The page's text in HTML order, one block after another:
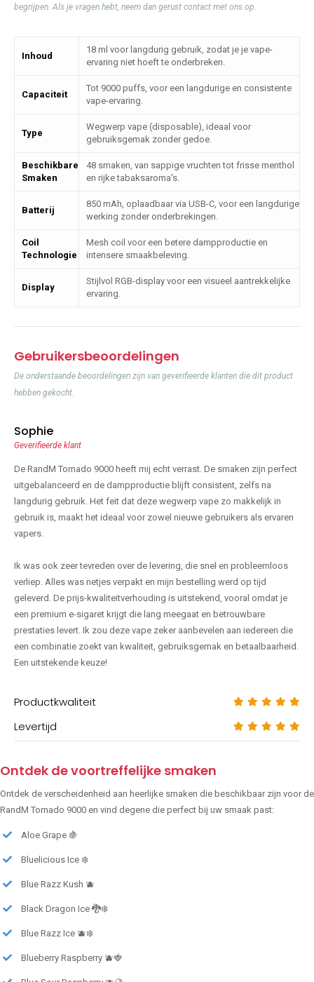
begrijpen. Als je vragen hebt, neem dan gerust contact met ons op.
Inhoud
18 ml voor langdurig gebruik, zodat je je vape-
ervaring niet hoeft te onderbreken.
Capaciteit
Tot 9000 puffs, voor een langdurige en consistente
vape-ervaring.
Type
Wegwerp vape (disposable), ideaal voor
gebruiksgemak zonder gedoe.
Beschikbare
Smaken
48 smaken, van sappige vruchten tot frisse menthol
en rijke tabaksaroma's.
Batterij
850 mAh, oplaadbaar via USB-C, voor een langdurige
werking zonder onderbrekingen.
Coil
Technologie
Mesh coil voor een betere dampproductie en
intensere smaakbeleving.
Display
Stijlvol RGB-display voor een visueel aantrekkelijke
ervaring.
Gebruikersbeoordelingen
De onderstaande beoordelingen zijn van geverifieerde klanten die dit product
hebben gekocht.
Sophie
Geverifieerde klant
De RandM Tornado 9000 heeft mij echt verrast. De smaken zijn perfect
uitgebalanceerd en de dampproductie blijft consistent, zelfs na
langdurig gebruik. Het feit dat deze wegwerp vape zo makkelijk in
gebruik is, maakt het ideaal voor zowel nieuwe gebruikers als ervaren
vapers.
Ik was ook zeer tevreden over de levering, die snel en probleemloos
verliep. Alles was netjes verpakt en mijn bestelling werd op tijd
geleverd. De prijs-kwaliteitverhouding is uitstekend, vooral omdat je
een premium e-sigaret krijgt die lang meegaat en betrouwbare
prestaties levert. Ik zou deze vape zeker aanbevelen aan iedereen die
een combinatie zoekt van kwaliteit, gebruiksgemak en betaalbaarheid.
Een uitstekende keuze!
Productkwaliteit
Levertijd
Ontdek de voortreffelijke smaken
Ontdek de verscheidenheid aan heerlijke smaken die beschikbaar zijn voor de
RandM Tornado 9000 en vind degene die perfect bij uw smaak past:
Aloe Grape 🍇
Bluelicious Ice ❄️
Blue Razz Kush 🫐
Black Dragon Ice 🐉❄️
Blue Razz Ice 🫐❄️
Blueberry Raspberry 🫐🍓